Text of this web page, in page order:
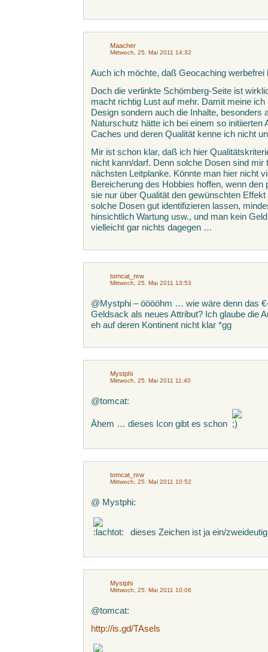
Maacher
Mittwoch, 25. Mai 2011 14:32
Auch ich möchte, daß Geocaching werbefrei
Doch die verlinkte Schömberg-Seite ist
macht richtig Lust auf mehr. Damit meine
Design sondern auch die Inhalte, besonders
Naturschutz hätte ich bei einem so initiierten
Caches und deren Qualität kenne ich nicht
Mir ist schon klar, daß ich hier
nicht kann/darf. Denn solche Dosen sind mir
nächsten Leitplanke. Könnte man hier nicht
Bereicherung des Hobbies hoffen, wenn
sie nur über Qualität den gewünschten
solche Dosen gut identifizieren lassen,
hinsichtlich Wartung usw., und man kein
vielleicht gar nichts dagegen …
tomcat_nrw
Mittwoch, 25. Mai 2011 13:53
@Mystphi – ööööhm … wie wäre denn das
Geldsack als neues Attribut? Ich glaube die
eh auf deren Kontinent nicht klar *gg
Mystphi
Mittwoch, 25. Mai 2011 11:40
@tomcat:
Ähem … dieses Icon gibt es schon
tomcat_nrw
Mittwoch, 25. Mai 2011 10:52
@ Mystphi:
dieses Zeichen ist ja ein/zweideutig
Mystphi
Mittwoch, 25. Mai 2011 10:06
@tomcat:
http://is.gd/TAsels